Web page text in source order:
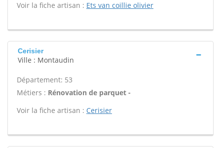
Voir la fiche artisan : Ets van coillie olivier
Cerisier
Ville : Montaudin
Département: 53
Métiers : Rénovation de parquet -
Voir la fiche artisan : Cerisier